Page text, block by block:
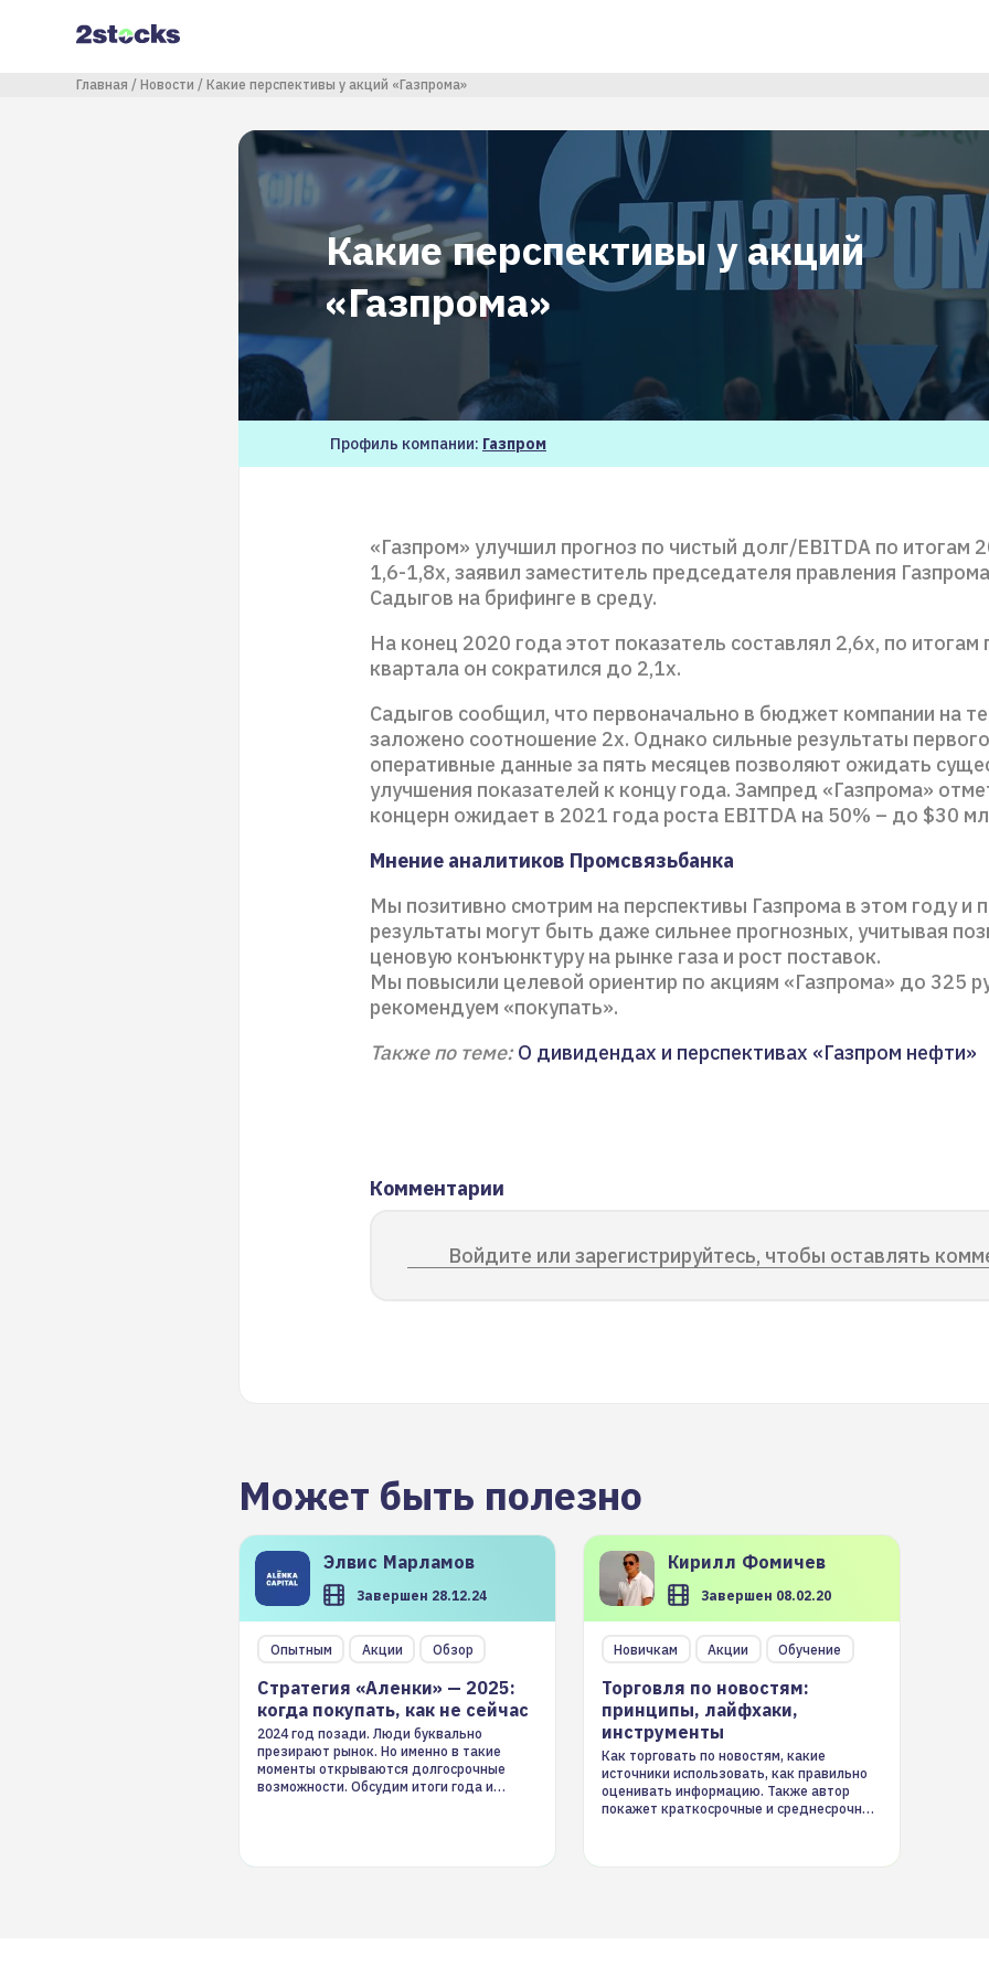
содержанию
Строка навигации
Главная Новости Какие перспективы у акций «Газпрома»
Какие перспективы у акций
«Газпрома»
Профиль компании: Газпром
«Газпром» улучшил прогноз по чистый долг/EBITDA по итогам
1,6-1,8х, заявил заместитель председателя правления
Садыгов на брифинге в среду.
На конец 2020 года этот показатель составлял 2,6х, по итогам
квартала он сократился до 2,1х.
Садыгов сообщил, что первоначально в бюджет компании на
заложено соотношение 2х. Однако сильные результаты
оперативные данные за пять месяцев позволяют ожидать
улучшения показателей к концу года. Зампред «Газпрома»
концерн ожидает в 2021 года роста EBITDA на 50% – до $30
Мнение аналитиков Промсвязьбанка
Мы позитивно смотрим на перспективы Газпрома в этом году и
результаты могут быть даже сильнее прогнозных, учитывая
ценовую конъюнктуру на рынке газа и рост поставок.
Мы повысили целевой ориентир по акциям «Газпрома» до 325
рекомендуем «покупать».
Также по теме: О дивидендах и перспективах «Газпром нефти»
Комментарии
Войдите или зарегистрируйтесь, чтобы оставлять
Может быть полезно
Элвис Марламов
Завершен 28.12.24
Опытным Акции Обзор
Стратегия «Аленки» — 2025:
когда покупать, как не сейчас
2024 год позади. Люди буквально
презирают рынок. Но именно в такие
моменты открываются долгосрочные
возможности. Обсудим итоги года и
Кирилл Фомичев
Завершен 08.02.20
Новичкам Акции Обучение
Торговля по новостям:
принципы, лайфхаки,
инструменты
Как торговать по новостям, какие
источники использовать, как правильно
оценивать информацию. Также автор
покажет краткосрочные и среднесрочные